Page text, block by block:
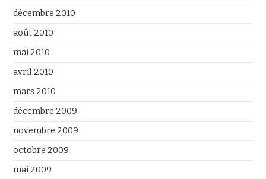
décembre 2010
août 2010
mai 2010
avril 2010
mars 2010
décembre 2009
novembre 2009
octobre 2009
mai 2009